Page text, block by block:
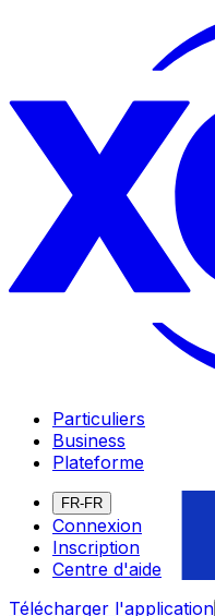
Particuliers
Business
Plateforme
FR-FR
Connexion
Inscription
Centre d'aide
Télécharger l'application